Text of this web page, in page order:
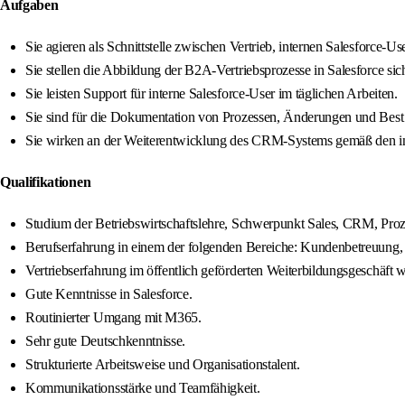
Aufgaben
Sie agieren als Schnittstelle zwischen Vertrieb, internen Salesforce-
Sie stellen die Abbildung der B2A-Vertriebsprozesse in Salesforce
Sie leisten Support für interne Salesforce-User im täglichen Arbeiten.
Sie sind für die Dokumentation von Prozessen, Änderungen und
Sie wirken an der Weiterentwicklung des CRM-Systems gemäß den
Qualifikationen
Studium der Betriebswirtschaftslehre, Schwerpunkt Sales, CRM,
Berufserfahrung in einem der folgenden Bereiche:
Vertriebserfahrung im öffentlich geförderten Weiterbildungsgeschäft
Gute Kenntnisse in Salesforce.
Routinierter Umgang mit M365.
Sehr gute Deutschkenntnisse.
Strukturierte Arbeitsweise und Organisationstalent.
Kommunikationsstärke und Teamfähigkeit.